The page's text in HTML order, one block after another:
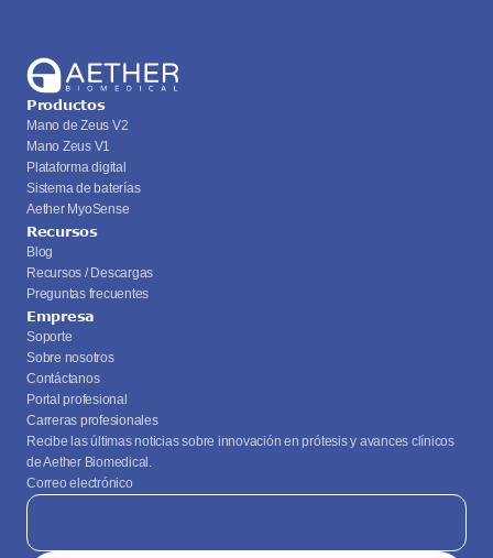
Productos
Mano de Zeus V2
Mano Zeus V1
Plataforma digital
Sistema de baterías
Aether MyoSense
Recursos
Blog
Recursos / Descargas
Preguntas frecuentes
Empresa
Soporte
Sobre nosotros
Contáctanos
Portal profesional
Carreras profesionales
Recibe las últimas noticias sobre innovación en prótesis y avances clínicos
de Aether Biomedical.
Correo electrónico